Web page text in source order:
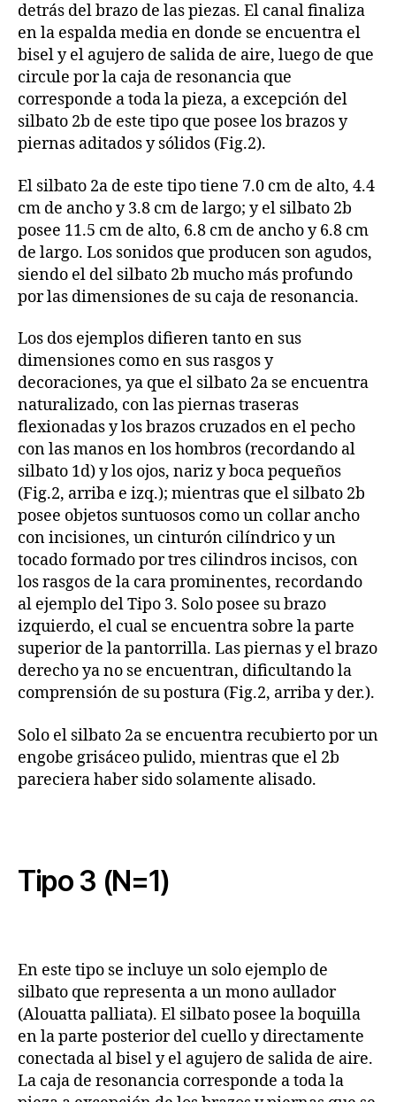
detrás del brazo de las piezas. El canal finaliza
en la espalda media en donde se encuentra el
bisel y el agujero de salida de aire, luego de que
circule por la caja de resonancia que
corresponde a toda la pieza, a excepción del
silbato 2b de este tipo que posee los brazos y
piernas aditados y sólidos (Fig.2).
El silbato 2a de este tipo tiene 7.0 cm de alto, 4.4
cm de ancho y 3.8 cm de largo; y el silbato 2b
posee 11.5 cm de alto, 6.8 cm de ancho y 6.8 cm
de largo. Los sonidos que producen son agudos,
siendo el del silbato 2b mucho más profundo
por las dimensiones de su caja de resonancia.
Los dos ejemplos difieren tanto en sus
dimensiones como en sus rasgos y
decoraciones, ya que el silbato 2a se encuentra
naturalizado, con las piernas traseras
flexionadas y los brazos cruzados en el pecho
con las manos en los hombros (recordando al
silbato 1d) y los ojos, nariz y boca pequeños
(Fig.2, arriba e izq.); mientras que el silbato 2b
posee objetos suntuosos como un collar ancho
con incisiones, un cinturón cilíndrico y un
tocado formado por tres cilindros incisos, con
los rasgos de la cara prominentes, recordando
al ejemplo del Tipo 3. Solo posee su brazo
izquierdo, el cual se encuentra sobre la parte
superior de la pantorrilla. Las piernas y el brazo
derecho ya no se encuentran, dificultando la
comprensión de su postura (Fig.2, arriba y der.).
Solo el silbato 2a se encuentra recubierto por un
engobe grisáceo pulido, mientras que el 2b
pareciera haber sido solamente alisado.
Tipo 3 (N=1)
En este tipo se incluye un solo ejemplo de
silbato que representa a un mono aullador
(Alouatta palliata). El silbato posee la boquilla
en la parte posterior del cuello y directamente
conectada al bisel y el agujero de salida de aire.
La caja de resonancia corresponde a toda la